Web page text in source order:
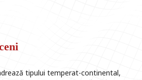
tipului temperat-continental,